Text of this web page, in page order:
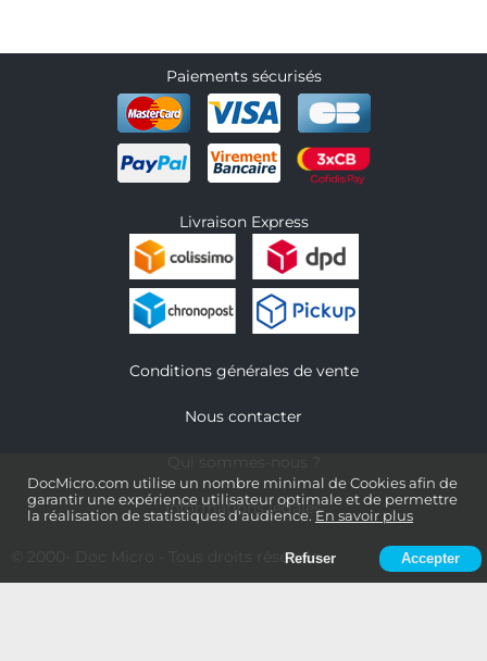
DocMicro.com utilise un nombre minimal de Cookies afin de
garantir une expérience utilisateur optimale et de permettre
la réalisation de statistiques d'audience. En savoir plus
Refuser Accepter
Paiements sécurisés
Livraison Express
Conditions générales de vente
Nous contacter
Informations légales
- Tous droits réservés